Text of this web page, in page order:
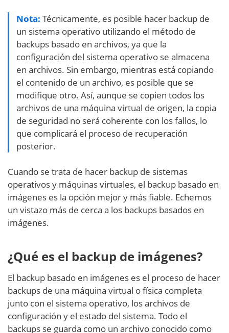
Nota: Técnicamente, es posible hacer backup de
un sistema operativo utilizando el método de
backups basado en archivos, ya que la
configuración del sistema operativo se almacena
en archivos. Sin embargo, mientras está copiando
el contenido de un archivo, es posible que se
modifique otro. Así, aunque se copien todos los
archivos de una máquina virtual de origen, la copia
de seguridad no será coherente con los fallos, lo
que complicará el proceso de recuperación
posterior.
Cuando se trata de hacer backup de sistemas
operativos y máquinas virtuales, el backup basado en
imágenes es la opción mejor y más fiable. Echemos
un vistazo más de cerca a los backups basados en
imágenes.
¿Qué es el backup de imágenes?
El backup basado en imágenes es el proceso de hacer
backups de una máquina virtual o física completa
junto con el sistema operativo, los archivos de
configuración y el estado del sistema. Todo el
backups se guarda como un archivo conocido como